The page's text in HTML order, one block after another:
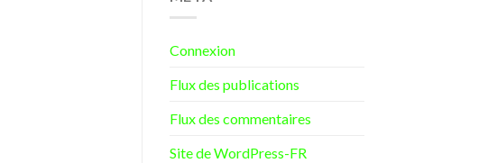
Connexion
Flux des publications
Flux des commentaires
Site de WordPress-FR